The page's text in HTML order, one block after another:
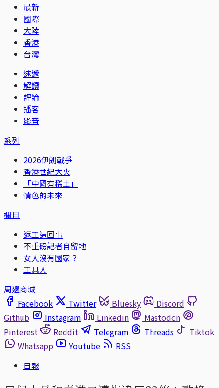
最新
國際
大陸
香港
台灣
速遞
解讀
評論
播客
影音
系列
2026伊朗戰爭
香港世紀大火
「中國有稀土」
情色的未來
欄目
返工這回事
不重磅記者自留地
女人沒有國家？
工具人
周邊商城
Facebook
Twitter Bluesky
Discord
Github
Instagram Linkedin
Mastodon
Pinterest
Reddit Telegram Threads
Tiktok
Whatsapp
Youtube
RSS
日報